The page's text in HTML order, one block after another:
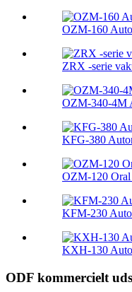
OZM-160
ZRX -serie
OZM-340-4M
KFG-380
OZM-120 Oral
KFM-230
KXH-130
ODF kommercielt